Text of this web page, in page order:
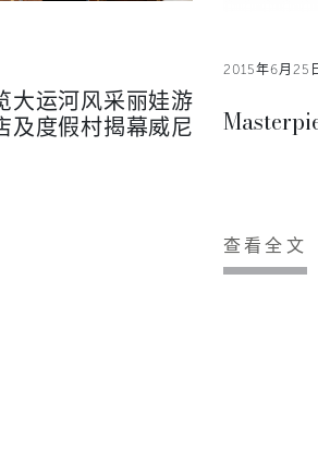
大运河风采丽娃游
及度假村揭幕威尼
2015年6月25
查看全文